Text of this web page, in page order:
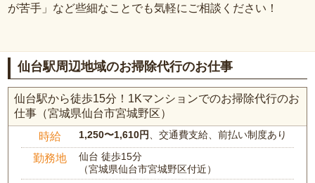
が苦手」など些細なことでも気軽にご相談ください！
仙台駅周辺地域のお掃除代行のお仕事
仙台駅から徒歩15分！1Kマンションでのお掃除代行のお
仕事（宮城県仙台市宮城野区）
時給 1,250〜1,610円、交通費支給、前払い制度あり
勤務地
仙台 徒歩15分
（宮城県仙台市宮城野区付近）